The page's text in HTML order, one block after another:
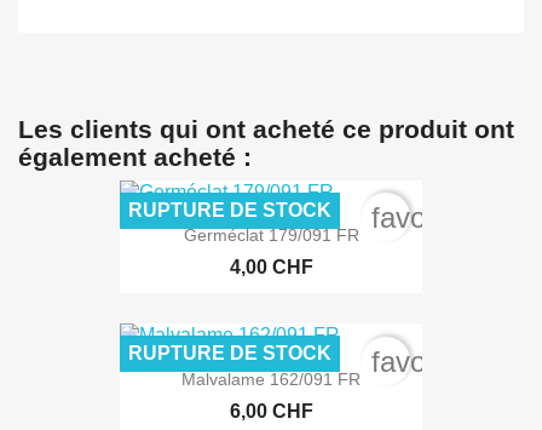
Les clients qui ont acheté ce produit ont
également acheté :
Germéclat 179/091 FR
4,00 CHF
RUPTURE DE STOCK
Malvalame 162/091 FR
6,00 CHF
RUPTURE DE STOCK